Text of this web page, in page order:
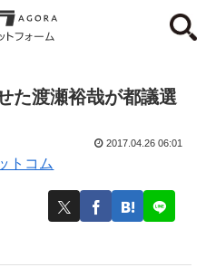
た渡瀬裕哉が都議選
トコム
2017.04.26 06:01